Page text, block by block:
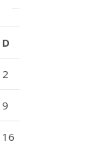
D
2
9
16